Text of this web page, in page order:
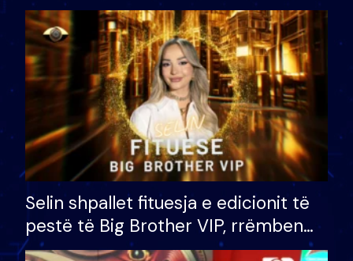
Selin shpallet fituesja e edicionit të
pestë të Big Brother VIP, rrëmben
çmimin e madh prej 100 mijë eurosh